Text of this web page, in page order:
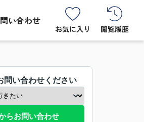
い合わせ
お気に入り 閲覧履歴
問い合わせください
らお問い合わせ